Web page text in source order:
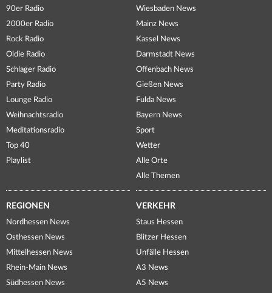
90er Radio
2000er Radio
Rock Radio
Oldie Radio
Schlager Radio
Party Radio
Lounge Radio
Weihnachtsradio
Meditationsradio
Top 40
Playlist
Wiesbaden News
Mainz News
Kassel News
Darmstadt News
Offenbach News
Gießen News
Fulda News
Bayern News
Sport
Wetter
Alle Orte
Alle Themen
REGIONEN
Nordhessen News
Osthessen News
Mittelhessen News
Rhein-Main News
Südhessen News
VERKEHR
Staus Hessen
Blitzer Hessen
Unfälle Hessen
A3 News
A5 News